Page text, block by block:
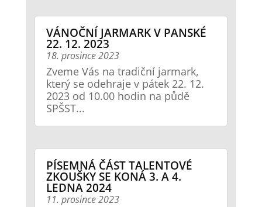
VÁNOČNÍ JARMARK V PANSKÉ
22. 12. 2023
18. prosince 2023
Zveme Vás na tradiční jarmark,
který se odehraje v pátek 22. 12.
2023 od 10.00 hodin na půdě
SPŠST...
PÍSEMNÁ ČÁST TALENTOVÉ
ZKOUŠKY SE KONÁ 3. A 4.
LEDNA 2024
11. prosince 2023